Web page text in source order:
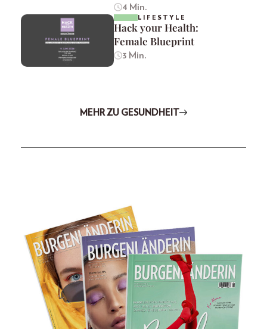
4 Min.
LIFESTYLE
Hack your Health:
Female Blueprint
3 Min.
MEHR ZU GESUNDHEIT